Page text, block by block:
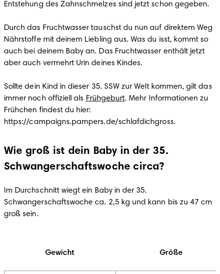
Entstehung des Zahnschmelzes sind jetzt schon gegeben.
Durch das Fruchtwasser tauschst du nun auf direktem Weg
Nährstoffe mit deinem Liebling aus. Was du isst, kommt so
auch bei deinem Baby an. Das Fruchtwasser enthält jetzt
aber auch vermehrt Urin deines Kindes.
Sollte dein Kind in dieser 35. SSW zur Welt kommen, gilt das
immer noch offiziell als Frühgeburt. Mehr Informationen zu
Frühchen findest du hier:
https://campaigns.pampers.de/schlafdichgross.
Wie groß ist dein Baby in der 35.
Schwangerschaftswoche circa?
Im Durchschnitt wiegt ein Baby in der 35.
Schwangerschaftswoche ca. 2,5 kg und kann bis zu 47 cm
groß sein.
Gewicht Größe